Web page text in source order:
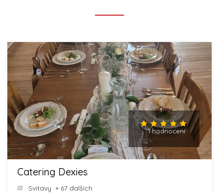
1 hodnocení
Catering Dexies
Svitavy + 67 dalších